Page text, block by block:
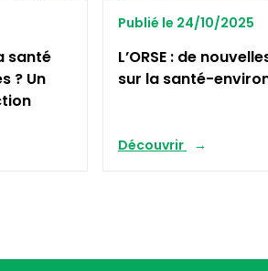
santé
? Un
Publié le 24/10/2025
L’ORSE : de
sur la santé-
Découvrir